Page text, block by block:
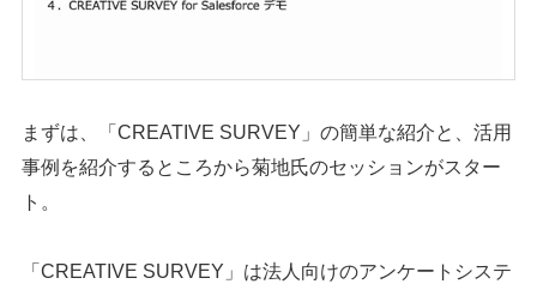
まずは、「CREATIVE SURVEY」の簡単な紹介と、活用
事例を紹介するところから菊地氏のセッションがスター
ト。
「CREATIVE SURVEY」は法人向けのアンケートシステ